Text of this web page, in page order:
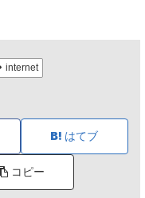
internet
はてブ
コピー